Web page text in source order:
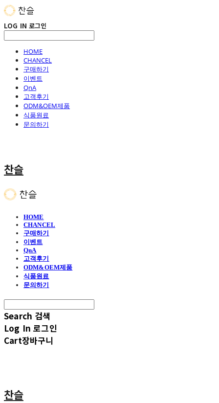
LOG IN 로그인
HOME
CHANCEL
구매하기
이벤트
QnA
고객후기
ODM&OEM제품
식품원료
문의하기
찬슬
HOME
CHANCEL
구매하기
이벤트
QnA
고객후기
ODM&OEM제품
식품원료
문의하기
Search 검색
Log In 로그인
Cart장바구니
찬슬